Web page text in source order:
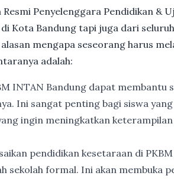
Resmi Penyelenggara Pendidikan &
Kota Bandung tapi juga dari
alasan mengapa seseorang harus
adalah:
INTAN Bandung dapat membantu
Ini sangat penting bagi siswa
ingin meningkatkan
pendidikan kesetaraan di
sekolah formal. Ini akan membuka